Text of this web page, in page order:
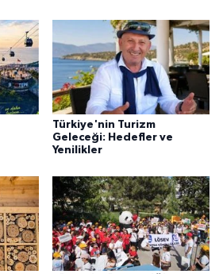
Türkiye'nin Turizm
Geleceği: Hedefler ve
Yenilikler